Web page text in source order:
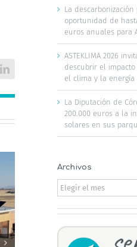
LinkedIn
La
oportunidad de
euros anuales para
ASTEKLIMA 2026
descubrir el
el clima y la energía
La Diputación de
200.000 euros a la
solares en sus
Archivos
Archivos